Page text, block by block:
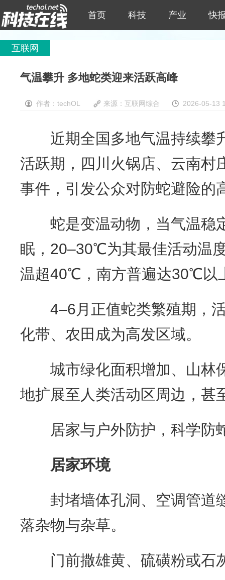
首页 科技 产业 快
互联网
气温攀升 多地蛇类迎来活跃高峰
作者：techOL 来源：互联网综合 2026-05-13
近期全国多地气温持续攀
活跃期，四川火锅店、云南村
事件，引发公众对防蛇避险的
蛇是变温动物，当气温稳
眠，20–30℃为其最佳活动温
温超40℃，南方普遍达30℃以
4–6月正值蛇类繁殖期，活
化带、农田成为高发区域。
城市绿化面积增加、山林
地扩展至人类活动区周边，甚
居家与户外防护，科学防
居家环境
封堵墙体孔洞、空调管道
落杂物与杂草。
门前撒雄黄、硫磺粉或石